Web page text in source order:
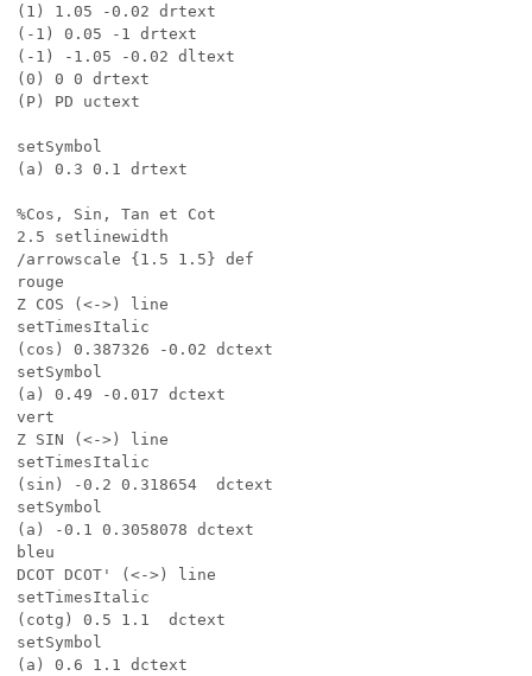
(1) 1.05 -0.02 drtext
(-1) 0.05 -1 drtext
(-1) -1.05 -0.02 dltext
(0) 0 0 drtext
(P) PD uctext
setSymbol
(a) 0.3 0.1 drtext
%Cos, Sin, Tan et Cot
2.5 setlinewidth
/arrowscale {1.5 1.5} def
rouge
Z COS (<->) line
setTimesItalic
(cos) 0.387326 -0.02 dctext
setSymbol
(a) 0.49 -0.017 dctext
vert
Z SIN (<->) line
setTimesItalic
(sin) -0.2 0.318654  dctext
setSymbol
(a) -0.1 0.3058078 dctext
bleu
DCOT DCOT' (<->) line
setTimesItalic
(cotg) 0.5 1.1  dctext
setSymbol
(a) 0.6 1.1 dctext